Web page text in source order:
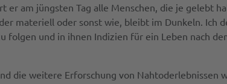
am jüngsten Tag alle Menschen, die je gelebt
materiell oder sonst wie, bleibt im Dunkeln. Ich
und in ihnen Indizien für ein Leben nach
die weitere Erforschung von Nahtoderlebnissen